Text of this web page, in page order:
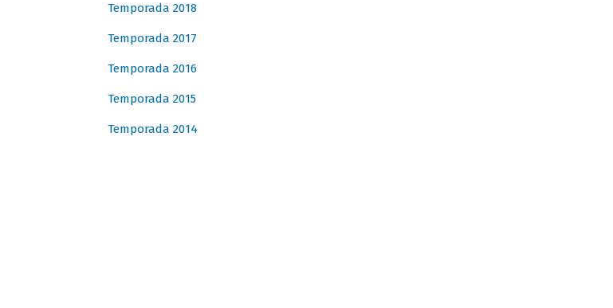
Temporada 2018
Temporada 2017
Temporada 2016
Temporada 2015
Temporada 2014